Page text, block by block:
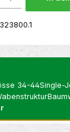
34-44Single-